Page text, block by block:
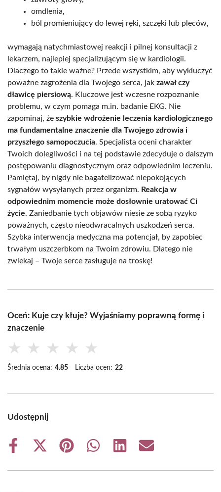
omdlenia,
ból promieniujący do lewej ręki, szczęki lub pleców,
wymagają natychmiastowej reakcji i pilnej konsultacji z
lekarzem, najlepiej specjalizującym się w kardiologii.
Dlaczego to takie ważne? Przede wszystkim, aby wykluczyć
poważne zagrożenia dla Twojego serca, jak zawał czy
dławicę piersiową. Kluczowe jest wczesne rozpoznanie
problemu, w czym pomaga m.in. badanie EKG. Nie
zapominaj, że szybkie wdrożenie leczenia kardiologicznego
ma fundamentalne znaczenie dla Twojego zdrowia i
przyszłego samopoczucia. Specjalista oceni charakter
Twoich dolegliwości i na tej podstawie zdecyduje o dalszym
postępowaniu diagnostycznym oraz odpowiednim leczeniu.
Pamiętaj, by nigdy nie bagatelizować niepokojących
sygnałów wysyłanych przez organizm. Reakcja w
odpowiednim momencie może dosłownie uratować Ci
życie. Zaniedbanie tych objawów niesie ze sobą ryzyko
poważnych, często nieodwracalnych uszkodzeń serca.
Szybka interwencja medyczna ma potencjał, by zapobiec
trwałym uszczerbkom na Twoim zdrowiu. Dlatego nie
zwlekaj – Twoje serce zasługuje na troskę!
Oceń: Kuje czy kłuje? Wyjaśniamy poprawną formę i
znaczenie
★ ★ ★ ★ ★
Średnia ocena: 4.85 Liczba ocen: 22
Udostępnij
Share
Share
(Twitter)
Share
Share
Share
Share